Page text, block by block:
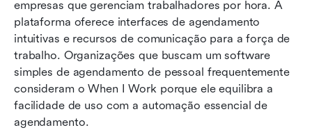
empresas que gerenciam trabalhadores por hora. A
plataforma oferece interfaces de agendamento
intuitivas e recursos de comunicação para a força de
trabalho. Organizações que buscam um software
simples de agendamento de pessoal frequentemente
consideram o When I Work porque ele equilibra a
facilidade de uso com a automação essencial de
agendamento.